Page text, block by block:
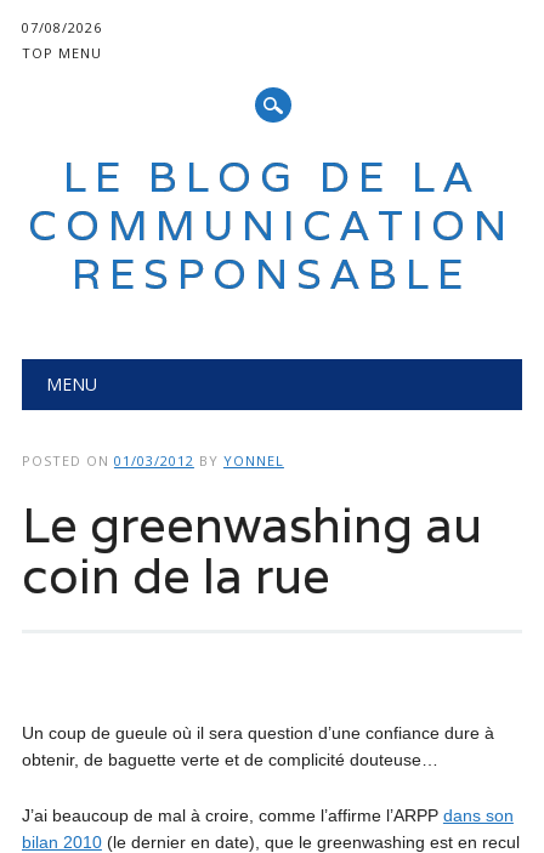
07/08/2026
TOP MENU
LE BLOG DE LA
COMMUNICATION
RESPONSABLE
Main menu
MENU
POSTED ON 01/03/2012 BY YONNEL
Le greenwashing au
coin de la rue
Un coup de gueule où il sera question d’une confiance dure à
obtenir, de baguette verte et de complicité douteuse…
J’ai beaucoup de mal à croire, comme l’affirme l’ARPP dans son
bilan 2010(le dernier en date), que le greenwashing est en recul